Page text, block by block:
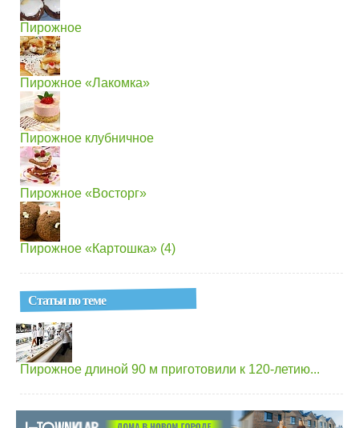
Пирожное
Пирожное «Лакомка»
Пирожное клубничное
Пирожное «Восторг»
Пирожное «Картошка» (4)
Статьи по теме
Пирожное длиной 90 м приготовили к 120-летию...